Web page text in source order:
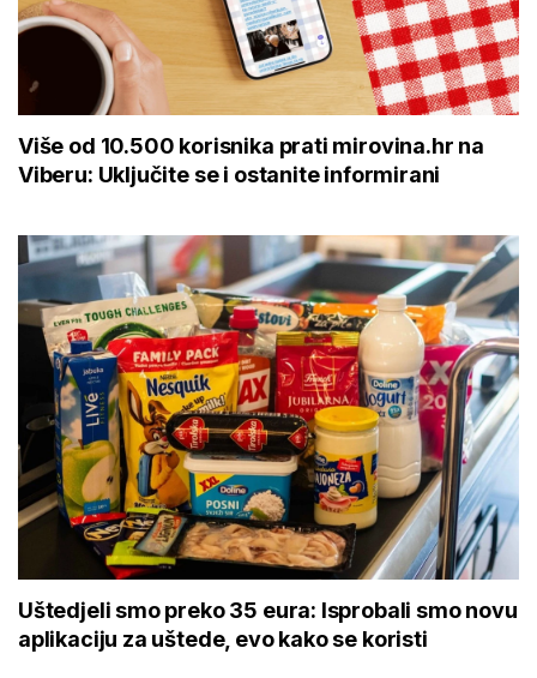
Više od 10.500 korisnika prati mirovina.hr na
Viberu: Uključite se i ostanite informirani
Uštedjeli smo preko 35 eura: Isprobali smo novu
aplikaciju za uštede, evo kako se koristi